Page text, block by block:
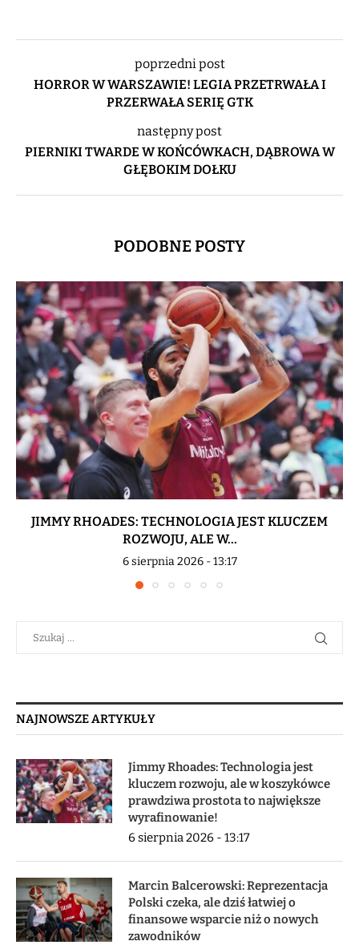
poprzedni post
HORROR W WARSZAWIE! LEGIA PRZETRWAŁA I
PRZERWAŁA SERIĘ GTK
następny post
PIERNIKI TWARDE W KOŃCÓWKACH, DĄBROWA W
GŁĘBOKIM DOŁKU
PODOBNE POSTY
JIMMY RHOADES: TECHNOLOGIA JEST KLUCZEM
ROZWOJU, ALE W...
6 sierpnia 2026 - 13:17
NAJNOWSZE ARTYKUŁY
Jimmy Rhoades: Technologia jest
kluczem rozwoju, ale w koszykówce
prawdziwa prostota to największe
wyrafinowanie!
6 sierpnia 2026 - 13:17
Marcin Balcerowski: Reprezentacja
Polski czeka, ale dziś łatwiej o
finansowe wsparcie niż o nowych
zawodników